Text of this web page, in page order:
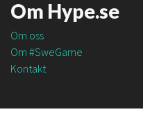
Om Hype.se
Om oss
Om #SweGame
Kontakt